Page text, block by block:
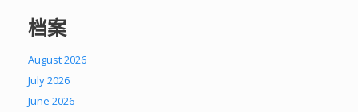
档案
August 2026
July 2026
June 2026